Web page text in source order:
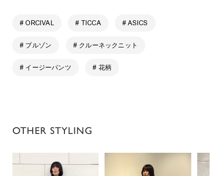
# ORCIVAL # TICCA # ASICS
# ブルゾン # クルーネックニット
# イージーパンツ # 花柄
OTHER STYLING